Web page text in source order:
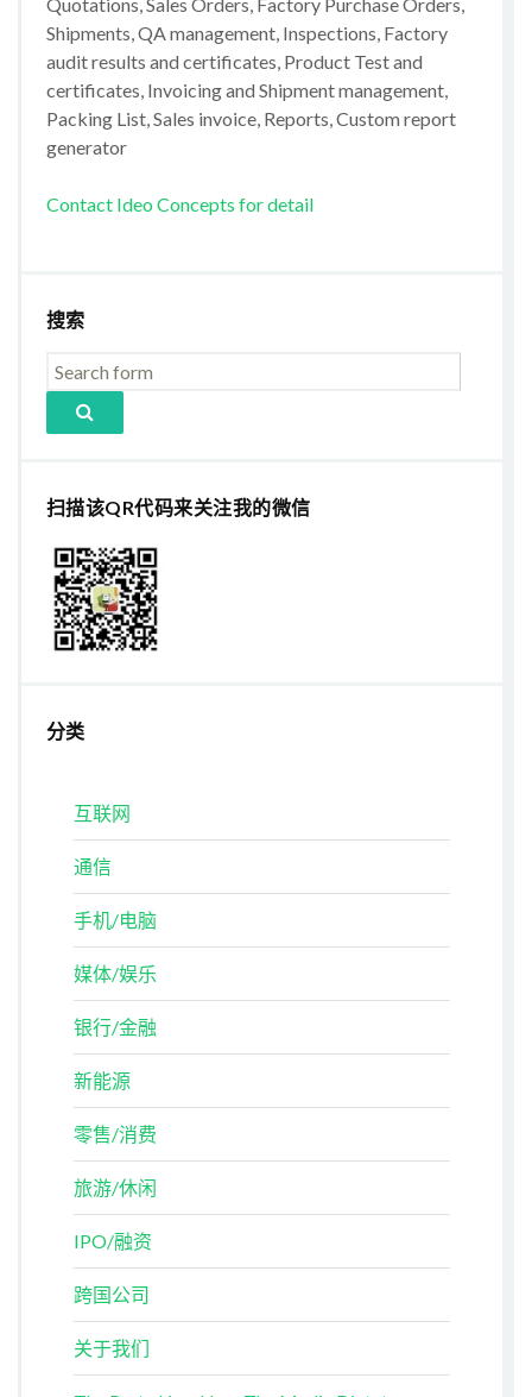
Shipments, QA management, Inspections, Factory
audit results and certificates, Product Test and
certificates, Invoicing and Shipment management,
Packing List, Sales invoice, Reports, Custom report
generator
Contact Ideo Concepts for detail
搜索
扫描该QR代码来关注我的微信
分类
互联网
通信
手机/电脑
媒体/娱乐
银行/金融
新能源
零售/消费
旅游/休闲
IPO/融资
跨国公司
关于我们